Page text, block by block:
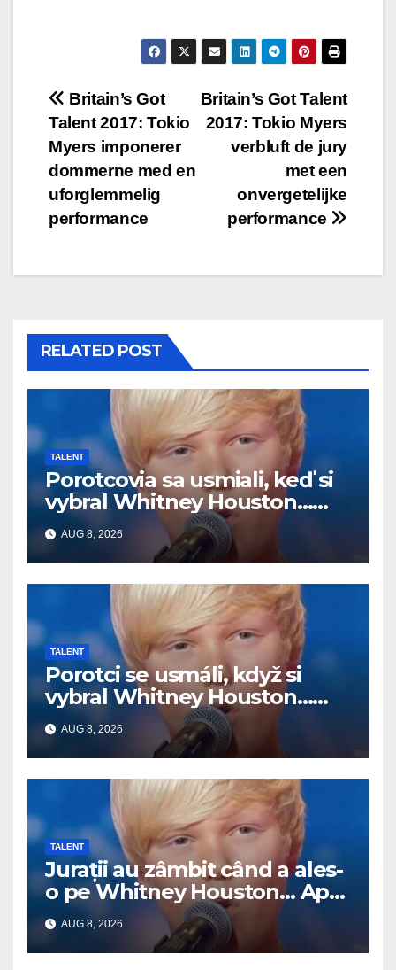
Post
navigation
Britain’s Got Talent
2017: Tokio Myers
verbluft de jury
met een
onvergetelijke
performance
Britain’s Got
Talent 2017: Tokio
Myers imponerer
dommerne med en
uforglemmelig
performance
RELATED POST
TALENT
Porotcovia sa usmiali, keď si
vybral Whitney Houston…
Potom začal spievať
AUG 8, 2026
TALENT
Porotci se usmáli, když si
vybral Whitney Houston…
Pak začal zpívat
AUG 8, 2026
TALENT
Jurații au zâmbit când a ales-
o pe Whitney Houston… Apoi
a început să cânte
AUG 8, 2026